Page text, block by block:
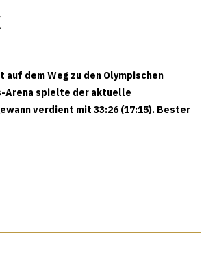
dem Weg zu den Olympischen
Arena spielte der aktuelle
verdient mit 33:26 (17:15). Bester